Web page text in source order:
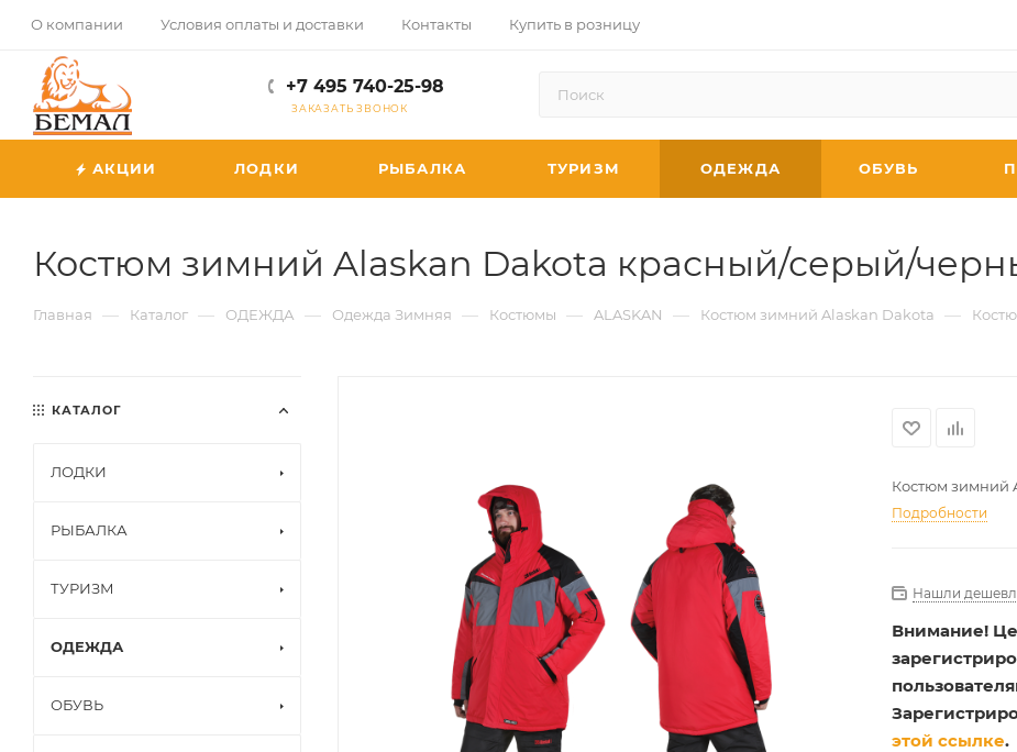
О компании Условия оплаты и доставки Контакты Купить в розницу
+7 495 740-25-98
ЗАКАЗАТЬ ЗВОНОК
АКЦИИ ЛОДКИ РЫБАЛКА ТУРИЗМ ОДЕЖДА ОБУВЬ
Костюм зимний Alaskan Dakota красный/серый/
Главная — Каталог — ОДЕЖДА — Одежда Зимняя — Костюмы — ALASKAN — Костюм зимний Alaskan Dakota —
Костюм зимний
Подробности
Нашли
Внимание!
этой ссылке.
КАТАЛОГ
ЛОДКИ
РЫБАЛКА
ТУРИЗМ
ОДЕЖДА
ОБУВЬ